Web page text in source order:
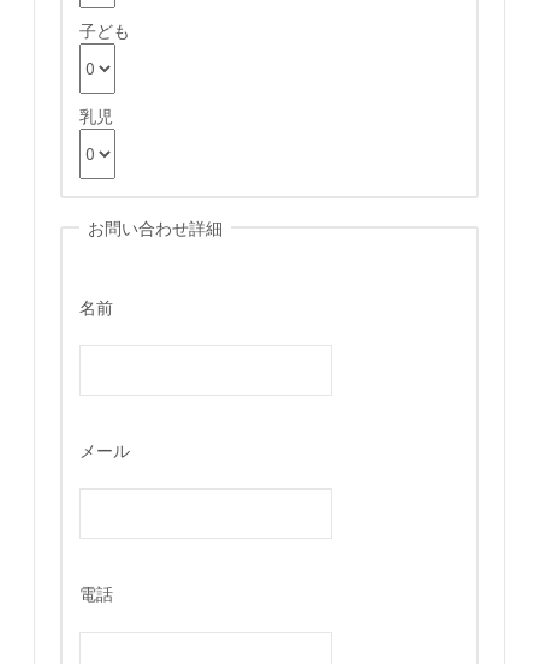
子ども
乳児
お問い合わせ詳細
名前
メール
電話